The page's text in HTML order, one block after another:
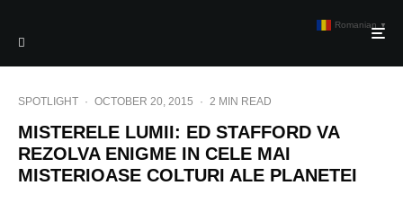
SPOTLIGHT · OCTOBER 20, 2015 · 2 MIN READ
MISTERELE LUMII: ED STAFFORD VA
REZOLVA ENIGME IN CELE MAI
MISTERIOASE COLTURI ALE PLANETEI
Romanian ▼